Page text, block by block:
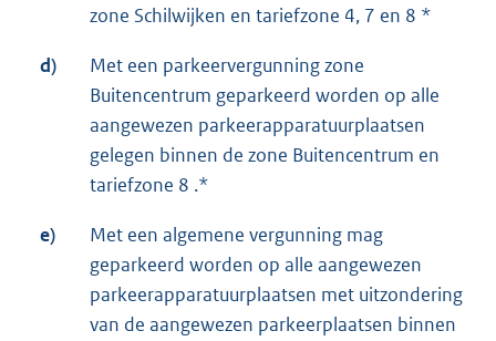
zone Schilwijken en tariefzone 4, 7 en 8 *
d)
Met een parkeervergunning zone
Buitencentrum geparkeerd worden op alle
aangewezen parkeerapparatuurplaatsen
gelegen binnen de zone Buitencentrum en
tariefzone 8 .*
e)
Met een algemene vergunning mag
geparkeerd worden op alle aangewezen
parkeerapparatuurplaatsen met uitzondering
van de aangewezen parkeerplaatsen binnen